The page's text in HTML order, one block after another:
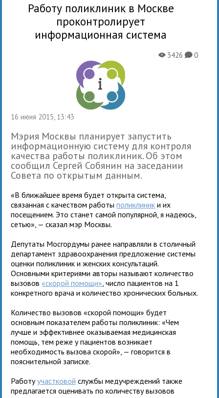
Работу поликлиник в Москве
проконтролирует
информационная система
16 июня 2015, 13:43
X3426K0
Мэрия Москвы планирует запустить
информационную систему для контроля
качества работы поликлиник. Об этом
сообщил Сергей Собянин на заседании
Совета по открытым данным.
«В ближайшее время будет открыта система,
связанная с качеством работыполиклиник и их
посещением. Это станет самой популярной, я надеюсь,
сетью», — сказал мэр Москвы.
Депутаты Мосгордумы ранее направляли в столичный
департамент здравоохранения предложение системы
оценки поликлиник и женских консультаций.
Основными критериями авторы называют количество
вызовов «скорой помощи» , число пациентов на 1
конкретного врача и количество хронических больных.
Количество вызовов «скорой помощи» будет
основным показателем работы поликлиник: «Чем
лучше и эффективнее оказываемая медицинская
помощь, тем реже у пациентов возникает
необходимость вызова скорой», — говорится в
пояснительной записке.
Работуучастковой службы медучреждений также
предлагается оценивать по количеству вызовов